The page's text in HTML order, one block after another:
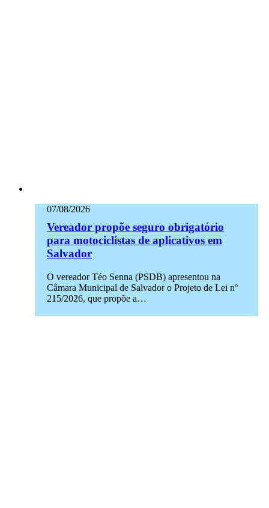
07/08/2026
Vereador propõe seguro obrigatório
para motociclistas de aplicativos em
Salvador
O vereador Téo Senna (PSDB) apresentou na
Câmara Municipal de Salvador o Projeto de Lei nº
215/2026, que propõe a…